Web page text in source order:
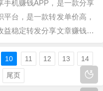
这使得这个平台有更好的转
。…
手机赚钱APP，是一款分享
平台，是一款转发单价高，
益稳定转发分享文章赚钱平
/安卓系统用户使用。满20
，水虎传平台上提供了超多
色的文章和视频资讯，其中
10 11 12 13 14
尾页